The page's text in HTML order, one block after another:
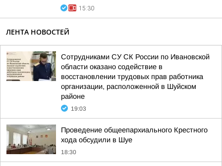
15:30
ЛЕНТА НОВОСТЕЙ
Сотрудниками СУ СК России по Ивановской
области оказано содействие в
восстановлении трудовых прав работника
организации, расположенной в Шуйском
районе
19:03
Проведение общеепархиального Крестного
хода обсудили в Шуе
18:30